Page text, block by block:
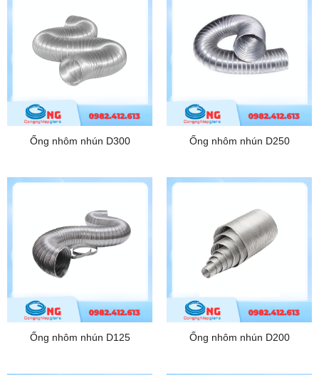
Ống nhôm nhún D300 Ống nhôm nhún D250
Ống nhôm nhún D125 Ống nhôm nhún D200